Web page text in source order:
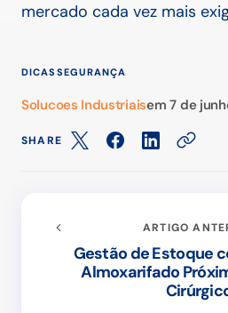
mercado cada vez mais
DICASSEGURANÇA
Solucoes Industriaisem 7 de
SHARE
ARTIGO
Gestão de Estoque
Almoxarifado